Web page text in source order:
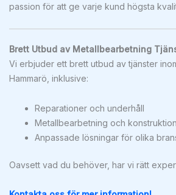
passion för att ge varje kund högsta
Brett Utbud av Metallbearbetning
Vi erbjuder ett brett utbud av tjänster
Hammarö, inklusive:
Reparationer och underhåll
Metallbearbetning och konstruktion
Anpassade lösningar för olika
Oavsett vad du behöver, har vi rätt